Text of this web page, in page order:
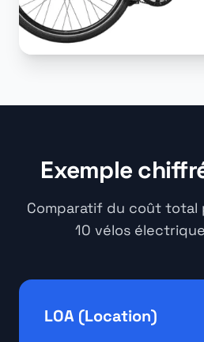
Exemple
Comparatif du coût
10 vélos
LOA (Location)